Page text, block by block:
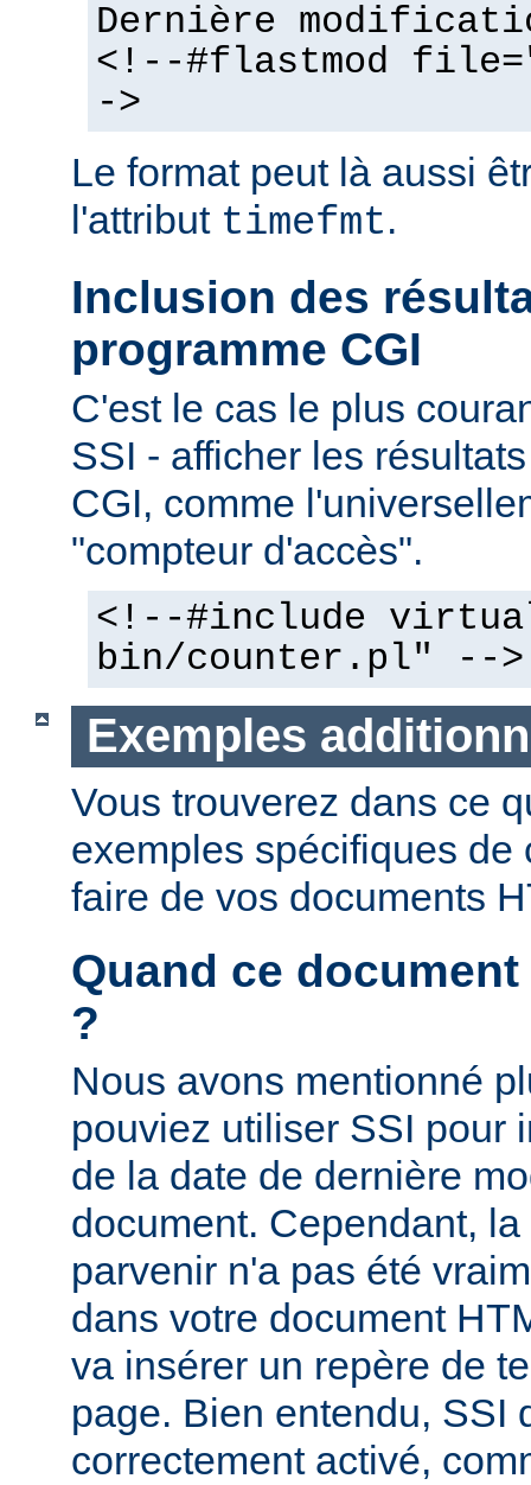
Dernière
<!--#flastmod
->
Le format peut là aussi
l'attribut timefmt.
Inclusion des
programme CGI
C'est le cas le plus
SSI - afficher les
CGI, comme
"compteur d'accès".
<!--#include
bin/counter.pl" -->
Exemples
Vous trouverez dans ce
exemples spécifiques de
faire de vos documents
Quand ce
?
Nous avons mentionné
pouviez utiliser SSI pour
de la date de dernière
document. Cependant,
parvenir n'a pas été
dans votre document
va insérer un repère de
page. Bien entendu, SSI
correctement activé,